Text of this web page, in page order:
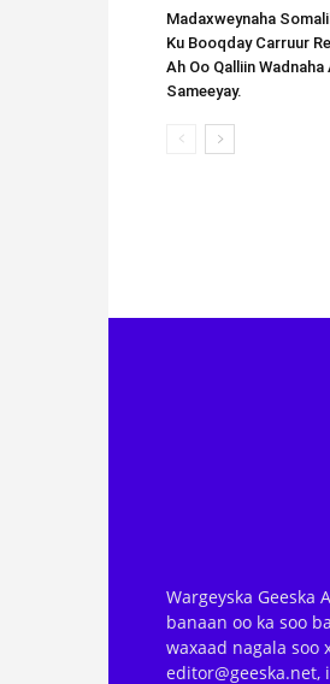
Madaxweynaha
Ku Booqday Carruur
Ah Oo Qalliin Wadnaha
Sameeyay.
Wargeyska Geeska
banaan oo ka soo
waxaad nagala soo
editor@geeska.net,